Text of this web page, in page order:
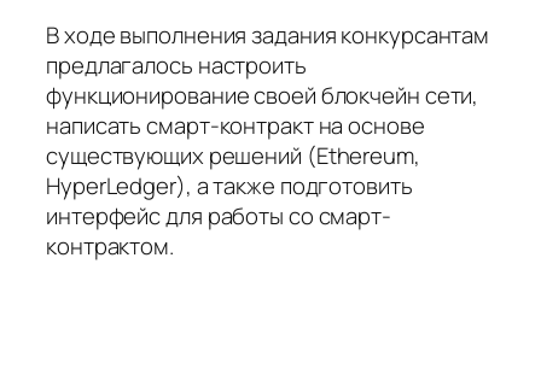
В ходе выполнения задания конкурсантам
предлагалось настроить
функционирование своей блокчейн сети,
написать смарт-контракт на основе
существующих решений (Ethereum,
HyperLedger), а также подготовить
интерфейс для работы со смарт-
контрактом.